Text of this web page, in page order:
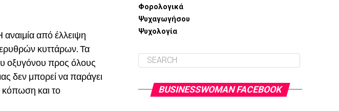
από έλλειψη
ερυθρών κυττάρων. Τα
οξυγόνου προς όλους
δεν μπορεί να παράγει
κόπωση και το
Φορολογικά
Ψυχαγωγήσου
Ψυχολογία
BUSINESSWOMAN FACEBOOK